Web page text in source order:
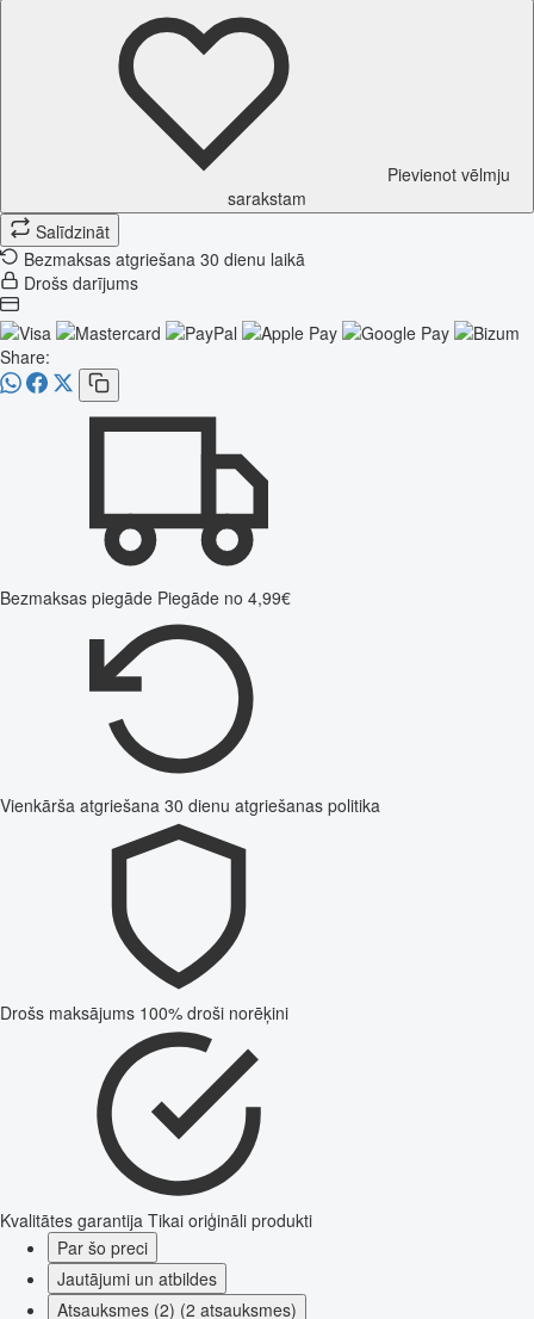
Pievienot vēlmju
sarakstam
Salīdzināt
Bezmaksas atgriešana 30 dienu laikā
Drošs darījums
Share:
Bezmaksas piegāde Piegāde no 4,99€
Vienkārša atgriešana 30 dienu atgriešanas politika
Drošs maksājums 100% droši norēķini
Kvalitātes garantija Tikai oriģināli produkti
Par šo preci
Jautājumi un atbildes
Atsauksmes (2) (2 atsauksmes)